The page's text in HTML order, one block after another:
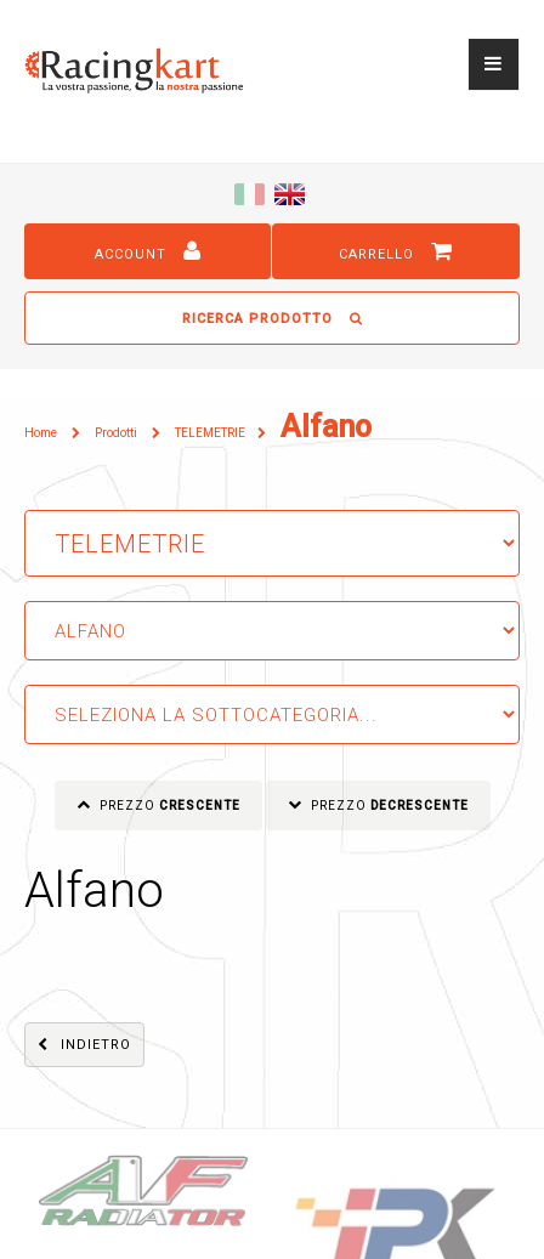
ACCOUNT CARRELLO
RICERCA PRODOTTO
Home Prodotti TELEMETRIE Alfano
PREZZO CRESCENTE PREZZO DECRESCENTE
Alfano
INDIETRO